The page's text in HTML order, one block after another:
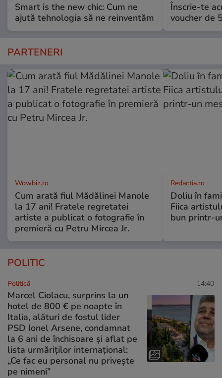
Smart is the new chic: Cum ne
ajută tehnologia să ne reinventăm
Înscrie-te
voucher de
PARTENERI
Wowbiz.ro
Cum arată fiul Mădălinei Manole
la 17 ani! Fratele regretatei
artiste a publicat o fotografie în
premieră cu Petru Mircea Jr.
Redactia.ro
Doliu în
Fiica
bun printr-
POLITIC
Politică 14:40
Marcel Ciolacu, surprins la un
hotel de 800 € pe noapte în
Italia, alături de fostul lider
PSD Ionel Arsene, condamnat
la 6 ani de închisoare și aflat pe
lista urmăriților internațional:
„Ce fac eu personal nu privește
pe nimeni”